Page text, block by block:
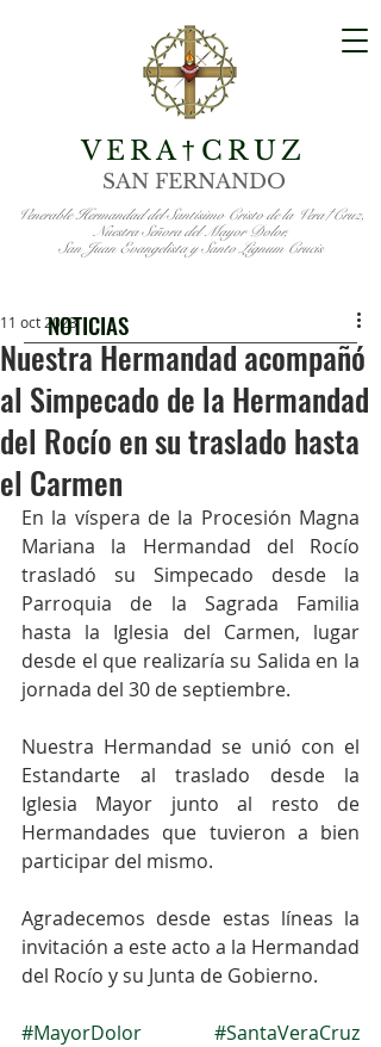
VERA† CRUZ
SAN FERNANDO
Venerable Hermandad del Santísimo Cristo de la Vera†Cruz,
Nuestra Señora del Mayor Dolor,
San Juan Evangelista y Santo Lignum Crucis
Nuestra Hermandad acompañó
al Simpecado de la Hermandad
del Rocío en su traslado hasta
el Carmen
11 oct 2023
En la víspera de la Procesión Magna
Mariana la Hermandad del Rocío
trasladó su Simpecado desde la
Parroquia de la Sagrada Familia
hasta la Iglesia del Carmen, lugar
desde el que realizaría su Salida en la
jornada del 30 de septiembre.
Nuestra Hermandad se unió con el
Estandarte al traslado desde la
Iglesia Mayor junto al resto de
Hermandades que tuvieron a bien
participar del mismo.
Agradecemos desde estas líneas la
invitación a este acto a la Hermandad
del Rocío y su Junta de Gobierno.
#MayorDolor
#SantaVeraCruz
NOTICIAS